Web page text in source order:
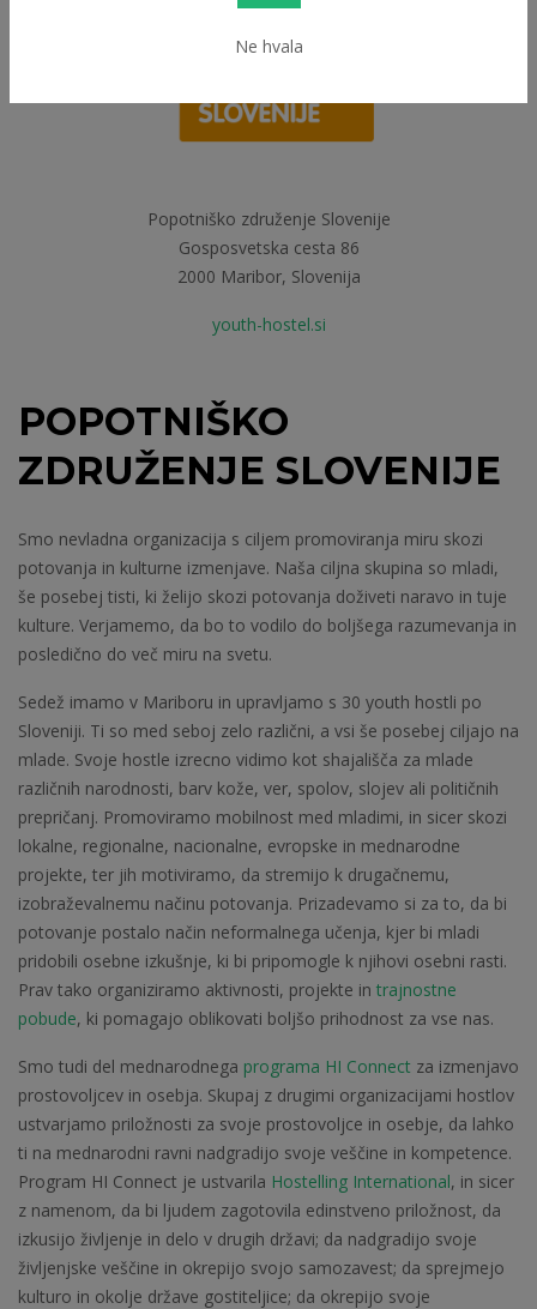
Popotniško združenje Slovenije
Gosposvetska cesta 86
2000 Maribor, Slovenija
youth-hostel.si
POPOTNIŠKO
ZDRUŽENJE SLOVENIJE
Smo nevladna organizacija s ciljem promoviranja miru skozi
potovanja in kulturne izmenjave. Naša ciljna skupina so mladi,
še posebej tisti, ki želijo skozi potovanja doživeti naravo in tuje
kulture. Verjamemo, da bo to vodilo do boljšega razumevanja in
posledično do več miru na svetu.
Sedež imamo v Mariboru in upravljamo s 30 youth hostli po
Sloveniji. Ti so med seboj zelo različni, a vsi še posebej ciljajo na
mlade. Svoje hostle izrecno vidimo kot shajališča za mlade
različnih narodnosti, barv kože, ver, spolov, slojev ali političnih
prepričanj. Promoviramo mobilnost med mladimi, in sicer skozi
lokalne, regionalne, nacionalne, evropske in mednarodne
projekte, ter jih motiviramo, da stremijo k drugačnemu,
izobraževalnemu načinu potovanja. Prizadevamo si za to, da bi
potovanje postalo način neformalnega učenja, kjer bi mladi
pridobili osebne izkušnje, ki bi pripomogle k njihovi osebni rasti.
Prav tako organiziramo aktivnosti, projekte in trajnostne
pobude, ki pomagajo oblikovati boljšo prihodnost za vse nas.
Smo tudi del mednarodnega programa HI Connect za izmenjavo
prostovoljcev in osebja. Skupaj z drugimi organizacijami hostlov
ustvarjamo priložnosti za svoje prostovoljce in osebje, da lahko
ti na mednarodni ravni nadgradijo svoje veščine in kompetence.
Program HI Connect je ustvarila Hostelling International, in sicer
z namenom, da bi ljudem zagotovila edinstveno priložnost, da
izkusijo življenje in delo v drugih državi; da nadgradijo svoje
življenjske veščine in okrepijo svojo samozavest; da sprejmejo
kulturo in okolje države gostiteljice; da okrepijo svoje
Ne hvala